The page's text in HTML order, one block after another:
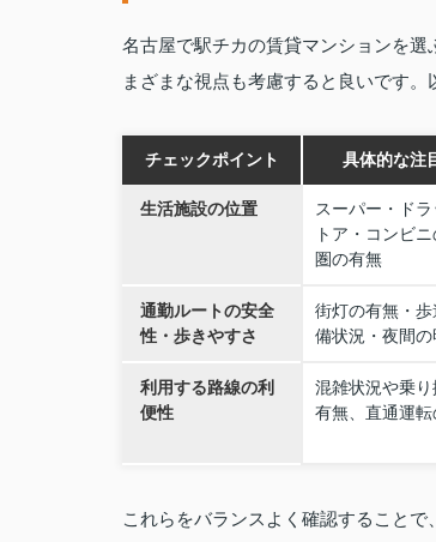
名古屋で駅チカの賃貸マンションを
まざまな視点も考慮すると良いです。
チェックポイント 具体的な注
生活施設の位置
スーパー・ドラ
トア・コンビ
圏の有無
通勤ルートの安全
性・歩きやすさ
街灯の有無・
備状況・夜間の
利用する路線の利
便性
混雑状況や乗
有無、直通運
これらをバランスよく確認すること